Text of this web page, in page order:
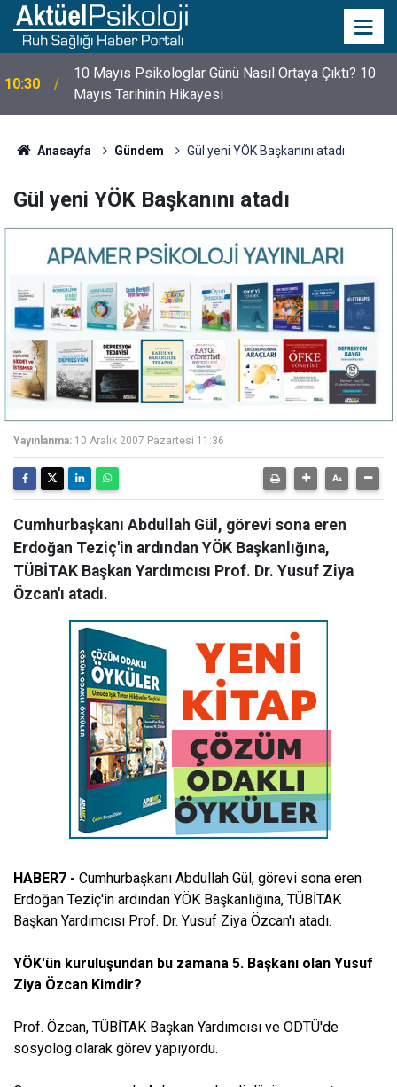
10:30
10 Mayıs Psikologlar Günü Nasıl Ortaya Çıktı? 10
Mayıs Tarihinin Hikayesi
Anasayfa Gündem Gül yeni YÖK Başkanını atadı
Gül yeni YÖK Başkanını atadı
Yayınlanma: 10 Aralık 2007 Pazartesi 11:36
Cumhurbaşkanı Abdullah Gül, görevi sona eren
Erdoğan Teziç'in ardından YÖK Başkanlığına,
TÜBİTAK Başkan Yardımcısı Prof. Dr. Yusuf Ziya
Özcan'ı atadı.
HABER7 - Cumhurbaşkanı Abdullah Gül, görevi sona eren
Erdoğan Teziç'in ardından YÖK Başkanlığına, TÜBİTAK
Başkan Yardımcısı Prof. Dr. Yusuf Ziya Özcan'ı atadı.
YÖK'ün kuruluşundan bu zamana 5. Başkanı olan Yusuf
Ziya Özcan Kimdir?
Prof. Özcan, TÜBİTAK Başkan Yardımcısı ve ODTÜ'de
sosyolog olarak görev yapıyordu.